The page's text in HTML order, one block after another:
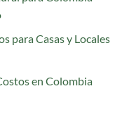
para Casas y Locales
en Colombia